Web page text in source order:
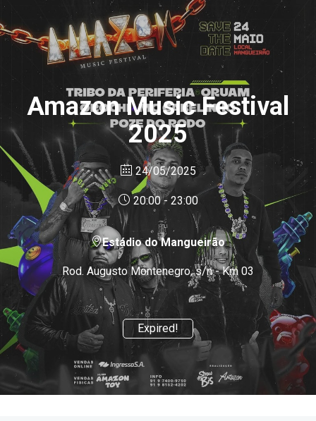
Amazon Music Festival
2025
24/05/2025
Expired!
20:00 - 23:00
Estádio do Mangueirão
Rod. Augusto Montenegro, s/n - Km 03